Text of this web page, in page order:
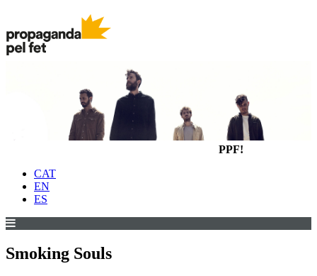
PPF!
CAT
EN
ES
Smoking Souls